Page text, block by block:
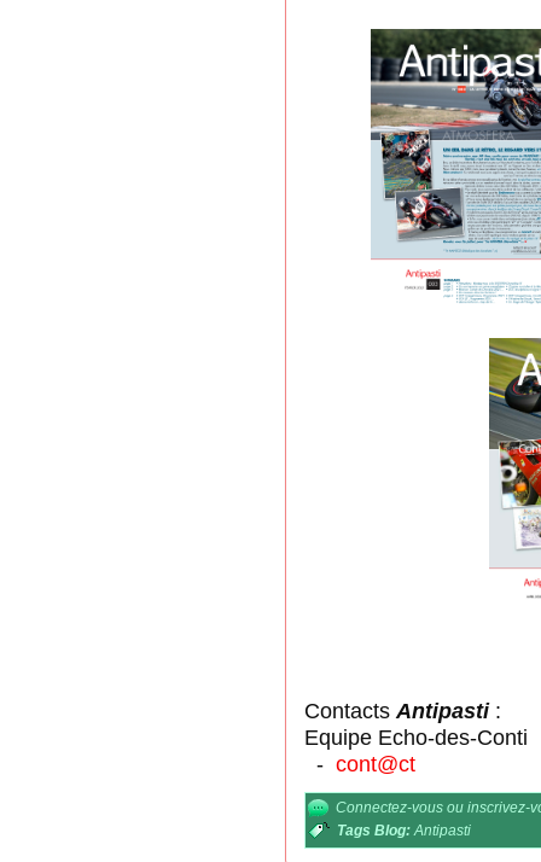
Contacts Antipasti:
Equipe Echo-des-Conti
- cont@ct
Connectez-vous ou inscrivez-
Tags Blog:Antipasti